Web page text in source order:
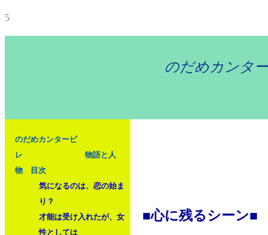
5
のだめカンタ
のだめカンタービ
レ 物語と人
物 目次
気になるのは、恋の始ま
り？
才能は受け入れたが、女
性としては
■心に残るシーン■